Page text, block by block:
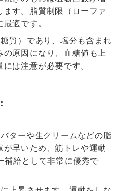
ます。脂質制限（ローファ
適です。
質）であり、塩分も含まれ
原因になり、血糖値も上
は注意が必要です。
ターや生クリームなどの脂
早いため、筋トレや運動
補給として非常に優秀で